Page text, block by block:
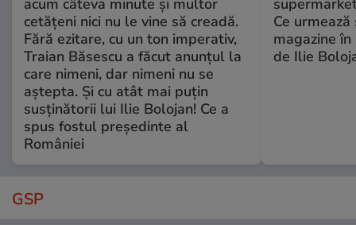
acum câteva minute și multor
cetățeni nici nu le vine să creadă.
Fără ezitare, cu un ton imperativ,
Traian Băsescu a făcut anunțul la
care nimeni, dar nimeni nu se
aștepta. Și cu atât mai puțin
susținătorii lui Ilie Bolojan! Ce a
spus fostul președinte al
României
Ce
magazine
de Ilie
GSP